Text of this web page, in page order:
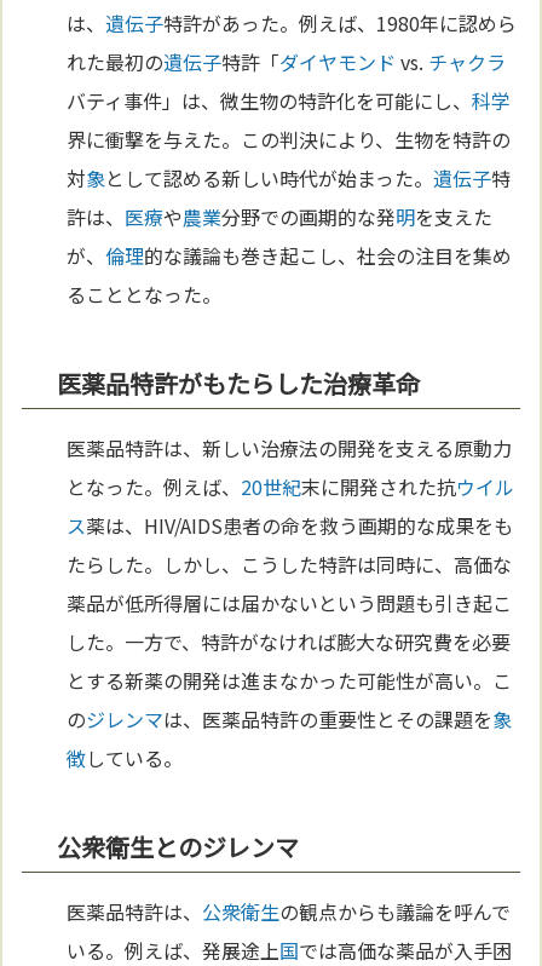
は、遺伝子特許があった。例えば、1980年に認めら
れた最初の遺伝子特許「ダイヤモンド vs. チャクラ
バティ事件」は、微生物の特許化を可能にし、科学
界に衝撃を与えた。この判決により、生物を特許の
対象として認める新しい時代が始まった。遺伝子特
許は、 医療や農業分野での画期的な発明を支えた
が、倫理的な議論も巻き起こし、社会の注目を集め
ることとなった。
医薬品特許がもたらした治療革命
医薬品特許は、新しい治療法の開発を支える原動力
となった。例えば、 20世紀末に開発された抗ウイル
ス薬は、HIV/AIDS患者の命を救う画期的な成果をも
たらした。しかし、こうした特許は同時に、高価な
薬品が低所得層には届かないという問題も引き起こ
した。一方で、特許がなければ膨大な研究費を必要
とする新薬の開発は進まなかった可能性が高い。こ
のジレンマは、医薬品特許の重要性とその課題を象
徴している。
公衆衛生とのジレンマ
医薬品特許は、 公衆衛生の観点からも議論を呼んで
いる。例えば、発展途上国では高価な薬品が入手困